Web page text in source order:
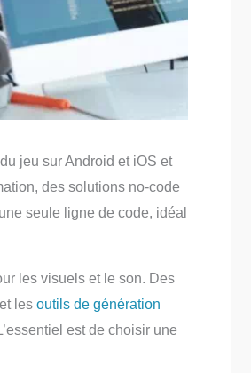
jeu sur Android et iOS et
des solutions no-code
seule ligne de code, idéal
les visuels et le son. Des
et les outils de génération
est de choisir une